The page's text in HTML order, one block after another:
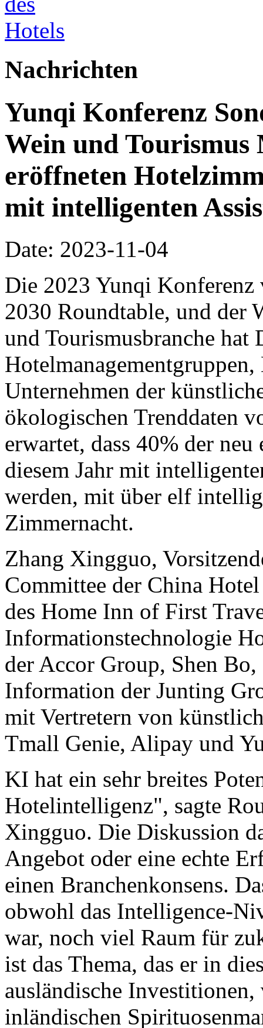
Nachrichten
Yunqi Konferenz
Wein und
eröffneten
mit intelligenten
Date: 2023-11-04
Die 2023 Yunqi Konferenz
2030 Roundtable, und der
und Tourismusbranche hat
Unternehmen der
ökologischen Trenddaten
erwartet, dass 40% der
diesem Jahr mit
werden, mit über elf
Zimmernacht.
Zhang Xingguo,
Committee der China
des Home Inn of First
Informationstechnologie
der Accor Group, Shen
Information der Junting
mit Vertretern von
Tmall Genie, Alipay und
KI hat ein sehr breites
Hotelintelligenz", sagte
Xingguo. Die Diskussion
Angebot oder eine echte
einen Branchenkonsens.
obwohl das Intelligence-
war, noch viel Raum für
ist das Thema, das er in
ausländische
inländischen